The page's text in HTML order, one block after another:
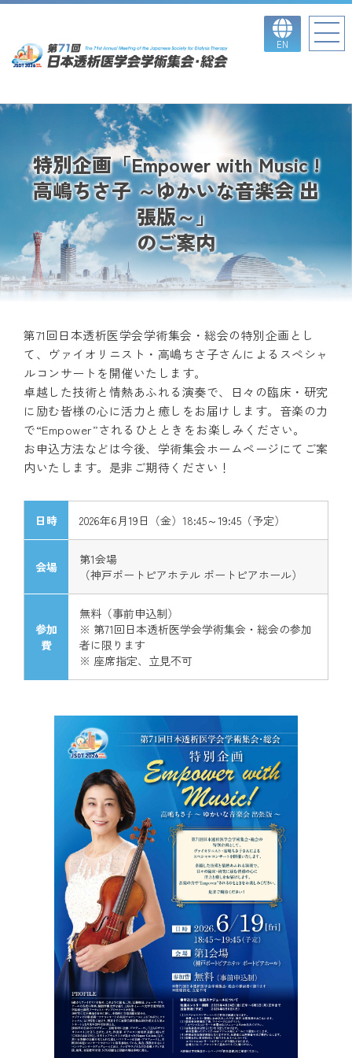
EN
特別企画「Empower with Music !
高嶋ちさ子 ～ゆかいな音楽会 出
張版～」
のご案内
第71回日本透析医学会学術集会・総会の特別企画とし
て、ヴァイオリニスト・高嶋ちさ子さんによるスペシャ
ルコンサートを開催いたします。
卓越した技術と情熱あふれる演奏で、日々の臨床・研究
に励む皆様の心に活力と癒しをお届けします。音楽の力
で“Empower”されるひとときをお楽しみください。
お申込方法などは今後、学術集会ホームページにてご案
内いたします。是非ご期待ください！
日時 2026年6月19日（金）18:45～19:45（予定）
会場
第1会場
（神戸ポートピアホテル ポートピアホール）
参加
費
無料（事前申込制）
※ 第71回日本透析医学会学術集会・総会の参加
者に限ります
※ 座席指定、立見不可